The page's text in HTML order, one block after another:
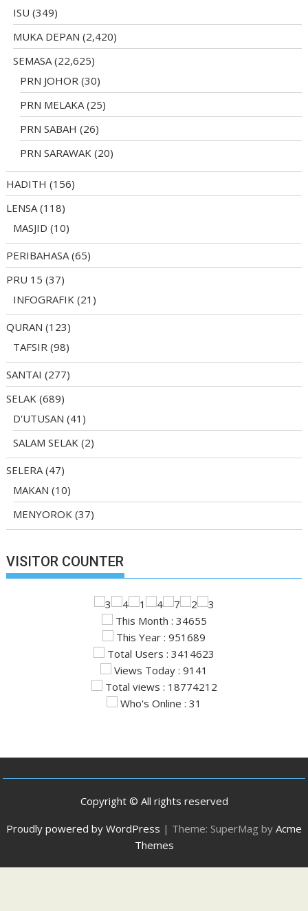
ISU (349)
MUKA DEPAN (2,420)
SEMASA (22,625)
PRN JOHOR (30)
PRN MELAKA (25)
PRN SABAH (26)
PRN SARAWAK (20)
HADITH (156)
LENSA (118)
MASJID (10)
PERIBAHASA (65)
PRU 15 (37)
INFOGRAFIK (21)
QURAN (123)
TAFSIR (98)
SANTAI (277)
SELAK (689)
D'UTUSAN (41)
SALAM SELAK (2)
SELERA (47)
MAKAN (10)
MENYOROK (37)
VISITOR COUNTER
This Month : 34655
This Year : 951689
Total Users : 3414623
Views Today : 9141
Total views : 18774212
Who's Online : 31
Copyright © All rights reserved
Proudly powered by WordPress | Theme: SuperMag by Acme
Themes